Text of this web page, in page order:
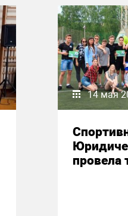
14 мая
провела